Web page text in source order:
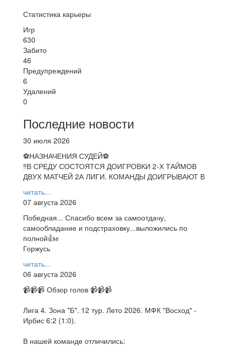
Статистика карьеры
Игр
630
Забито
46
Предупреждений
6
Удалений
0
Последние новости
30 июля 2026
⚽НАЗНАЧЕНИЯ СУДЕЙ⚽
‼В СРЕДУ СОСТОЯТСЯ ДОИГРОВКИ 2-Х ТАЙМОВ
ДВУХ МАТЧЕЙ 2А ЛИГИ. КОМАНДЫ ДОИГРЫВАЮТ В
читать...
07 августа 2026
Победная... Спасибо всем за самоотдачу,
самообладание и подстраховку...выложились по
полной👍✊
Горжусь
читать...
06 августа 2026
📹📹📹 Обзор голов 📹📹📹
Лига 4. Зона "Б". 12 тур. Лето 2026. МФК "Восход" -
Ирбис 6:2 (1:0).
В нашей команде отличились: